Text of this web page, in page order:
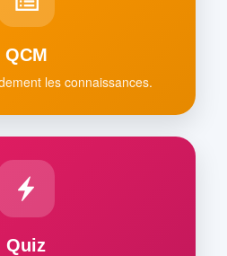
QCM
les connaissances.
Quiz